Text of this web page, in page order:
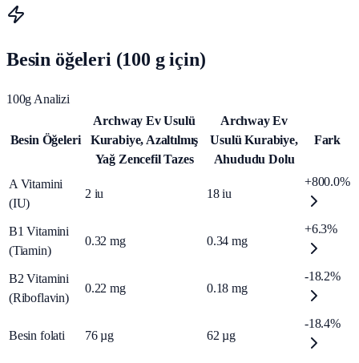
Besin öğeleri (100 g için)
100g Analizi
Besin Öğeleri
Archway Ev Usulü
Kurabiye, Azaltılmış
Yağ Zencefil Tazes
Archway Ev
Usulü Kurabiye,
Ahududu Dolu
Fark
A Vitamini
(IU)
2 iu 18 iu
+800.0%
B1 Vitamini
(Tiamin)
0.32 mg 0.34 mg
+6.3%
B2 Vitamini
(Riboflavin)
0.22 mg 0.18 mg
-18.2%
Besin folati 76 µg 62 µg
-18.4%